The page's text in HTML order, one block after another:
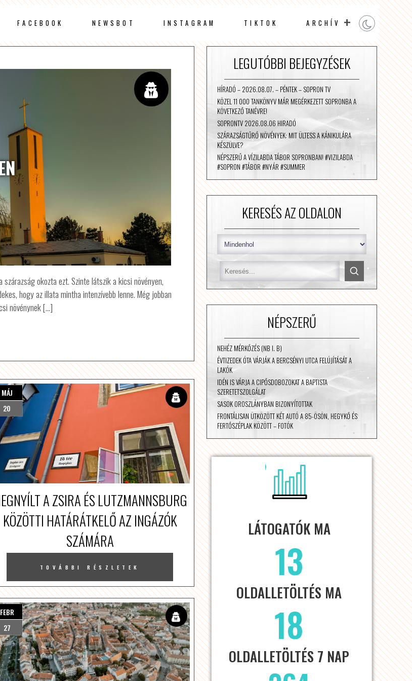
FACEBOOK NEWSBOT INSTAGRAM TIKTOK ARCHÍV
okozta ezt. Szinte látszik a kicsi növényen,
hogy az illata mintha intenzívebb lenne. Még jobban
növénynek […]
MÁJ
20
A ZSIRA ÉS LUTZMANNSBURG
KÖZÖTTI HATÁRÁTKELŐ AZ INGÁZÓK
SZÁMÁRA
TOVÁBBI RÉSZLETEK
FEBR
27
LEGUTÓBBI BEJEGYZÉSEK
HÍRADÓ – 2026.08.07. – PÉNTEK – SOPRON TV
KÖZEL 11 000 TANKÖNYV MÁR MEGÉRKEZETT SOPRONBA A
KÖVETKEZŐ TANÉVRE!
SOPRONTV 2026.08.06 HIRADÓ
SZÁRAZSÁGTŰRŐ NÖVÉNYEK: MIT ÜLTESS A KÁNIKULÁRA
KÉSZÜLVE?
NÉPSZERŰ A VÍZILABDA TÁBOR SOPRONBAN! #VIZILABDA
#SOPRON #TÁBOR #NYÁR #SUMMER
KERESÉS AZ OLDALON
NÉPSZERŰ
NEHÉZ MÉRKŐZÉS (NB I. B)
ÉVTIZEDEK ÓTA VÁRJÁK A BERCSÉNYI UTCA FELÚJÍTÁSÁT A
LAKÓK
IDÉN IS VÁRJA A CIPŐSDOBOZOKAT A BAPTISTA
SZERETETSZOLGÁLAT
SASOK OROSZLÁNYBAN BIZONYÍTOTTAK
FRONTÁLISAN ÜTKÖZÖTT KÉT AUTÓ A 85-ÖSÖN, HEGYKŐ ÉS
FERTŐSZÉPLAK KÖZÖTT – FOTÓK
LÁTOGATÓK MA
13
OLDALLETÖLTÉS MA
18
OLDALLETÖLTÉS 7 NAP